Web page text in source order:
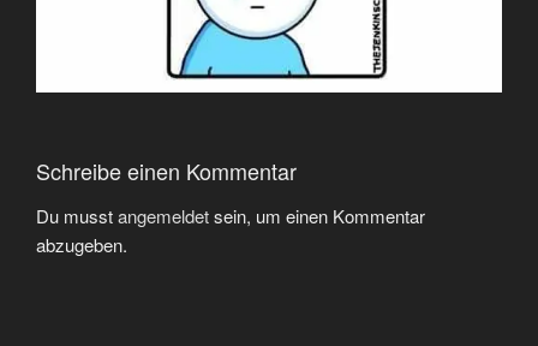
Schreibe einen Kommentar
Du musstangemeldetsein, um einen Kommentar
abzugeben.